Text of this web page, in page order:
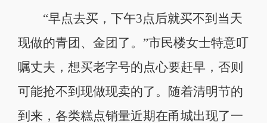
“早点去买，下午3点后就买不到当天
现做的青团、金团了。”市民楼女士特意叮
嘱丈夫，想买老字号的点心要赶早，否则
可能抢不到现做现卖的了。随着清明节的
到来，各类糕点销量近期在甬城出现了一